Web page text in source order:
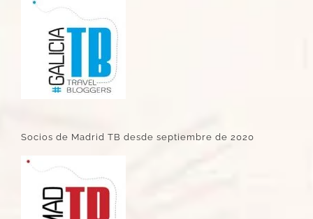
Socios de Madrid TB desde septiembre de 2020